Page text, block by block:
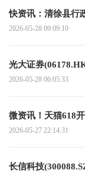
快资讯：清徐县行
2026-05-28 09:09:10
光大证券
2026-05-28 06:05:33
微资讯！天猫618
2026-05-27 22:14:31
长信科技